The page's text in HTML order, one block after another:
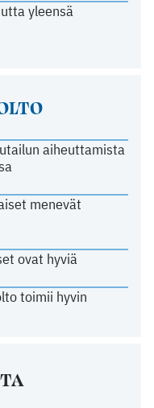
yleensä
aiheuttamista
menevät
ovat hyviä
toimii hyvin